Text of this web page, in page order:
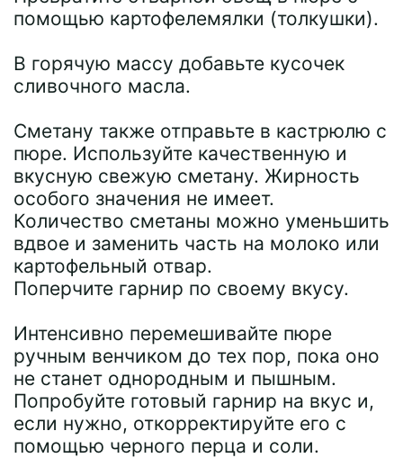
помощью картофелемялки (толкушки).
В горячую массу добавьте кусочек
сливочного масла.
Сметану также отправьте в кастрюлю с
пюре. Используйте качественную и
вкусную свежую сметану. Жирность
особого значения не имеет.
Количество сметаны можно уменьшить
вдвое и заменить часть на молоко или
картофельный отвар.
Поперчите гарнир по своему вкусу.
Интенсивно перемешивайте пюре
ручным венчиком до тех пор, пока оно
не станет однородным и пышным.
Попробуйте готовый гарнир на вкус и,
если нужно, откорректируйте его с
помощью черного перца и соли.